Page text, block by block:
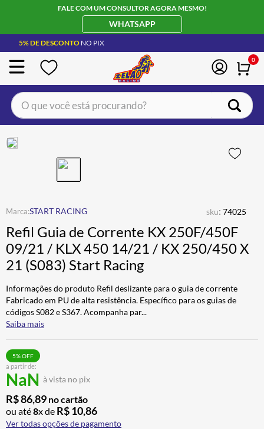
FALE COM UM CONSULTOR AGORA MESMO!
WHATSAPP
5% DE DESCONTO NO PIX
0
O que você está procurando?
START RACING sku: 74025
Refil Guia de Corrente KX 250F/450F
09/21 / KLX 450 14/21 / KX 250/450 X
21 (S083) Start Racing
Informações do produto Refil deslizante para o guia de corrente
Fabricado em PU de alta resistência. Específico para os guias de
códigos S082 e S367. Acompanha par...
Saiba mais
a partir de:
NaN à vista no pix
5% OFF
R$86,89 no cartão
ou até8x de R$10,86
Ver todas opções de pagamento
BOTA
4º ÓCULOS SOLAR
5º LUVA
6 º BAU
7º ALPINESTAR
8º AIROH
9º CALÇA